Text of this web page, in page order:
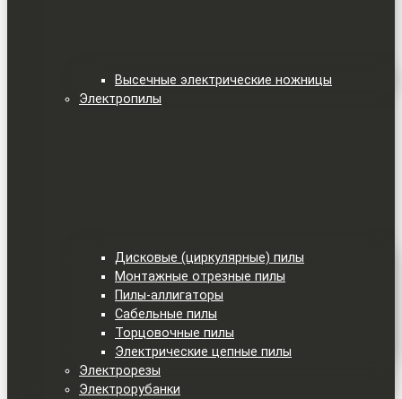
Высечные электрические ножницы
Электропилы
Дисковые (циркулярные) пилы
Монтажные отрезные пилы
Пилы-аллигаторы
Сабельные пилы
Торцовочные пилы
Электрические цепные пилы
Электрорезы
Электрорубанки